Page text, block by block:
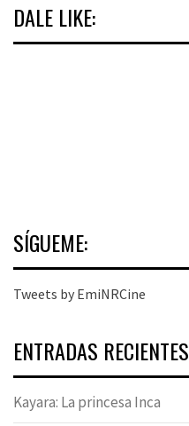
DALE LIKE:
SÍGUEME:
Tweets by EmiNRCine
ENTRADAS RECIENTES
Kayara: La princesa Inca